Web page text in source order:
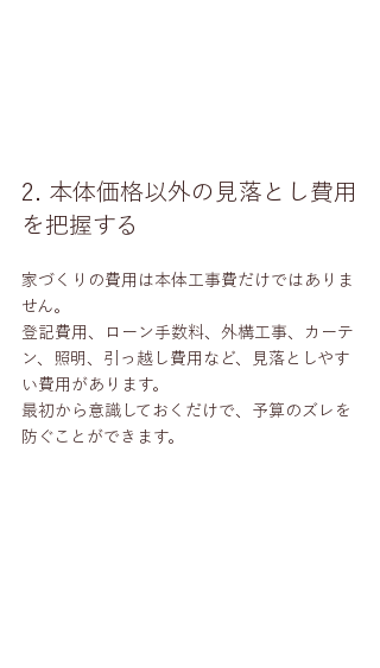
2. 本体価格以外の見落とし費用
を把握する
家づくりの費用は本体工事費だけではありま
せん。
登記費用、ローン手数料、外構工事、カーテ
ン、照明、引っ越し費用など、見落としやす
い費用があります。
最初から意識しておくだけで、予算のズレを
防ぐことができます。